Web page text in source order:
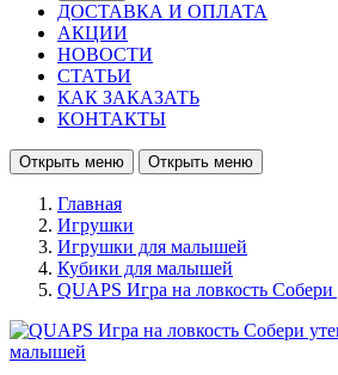
ДОСТАВКА И ОПЛАТА
АКЦИИ
НОВОСТИ
СТАТЬИ
КАК ЗАКАЗАТЬ
КОНТАКТЫ
Открыть меню Открыть меню
Главная
Игрушки
Игрушки для малышей
Кубики для малышей
QUAPS Игра на ловкость Собери